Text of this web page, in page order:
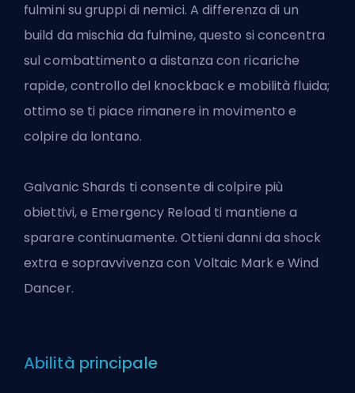
fulmini su gruppi di nemici. A differenza di un
build da mischia da fulmine, questo si concentra
sul combattimento a distanza con ricariche
rapide, controllo del knockback e mobilità fluida;
ottimo se ti piace rimanere in movimento e
colpire da lontano.
Galvanic Shards ti consente di colpire più
obiettivi, e Emergency Reload ti mantiene a
sparare continuamente. Ottieni danni da shock
extra e sopravvivenza con Voltaic Mark e Wind
Dancer.
Abilità principale